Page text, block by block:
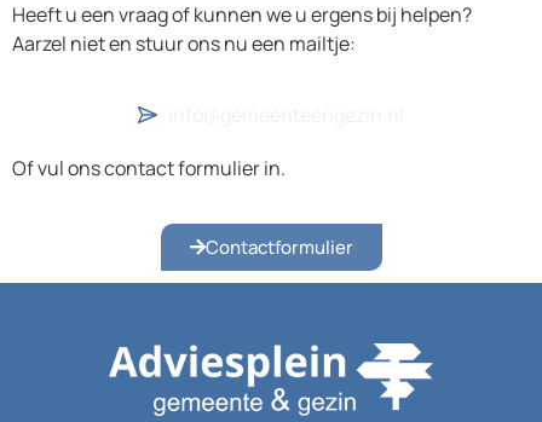
Heeft u een vraag of kunnen we u ergens bij helpen?
Aarzel niet en stuur ons nu een mailtje:
Of vul ons contact formulier in.
Contactformulier